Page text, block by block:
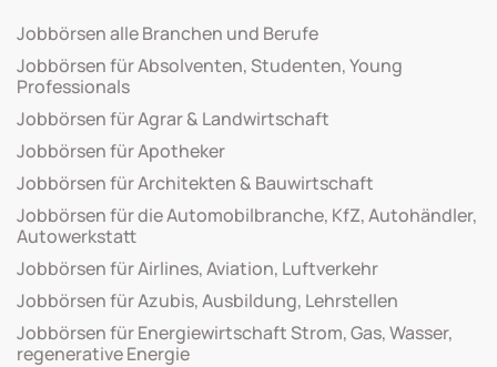
Jobbörsen alle Branchen und Berufe
Jobbörsen für Absolventen, Studenten, Young
Professionals
Jobbörsen für Agrar & Landwirtschaft
Jobbörsen für Apotheker
Jobbörsen für Architekten & Bauwirtschaft
Jobbörsen für die Automobilbranche, KfZ, Autohändler,
Autowerkstatt
Jobbörsen für Airlines, Aviation, Luftverkehr
Jobbörsen für Azubis, Ausbildung, Lehrstellen
Jobbörsen für Energiewirtschaft Strom, Gas, Wasser,
regenerative Energie